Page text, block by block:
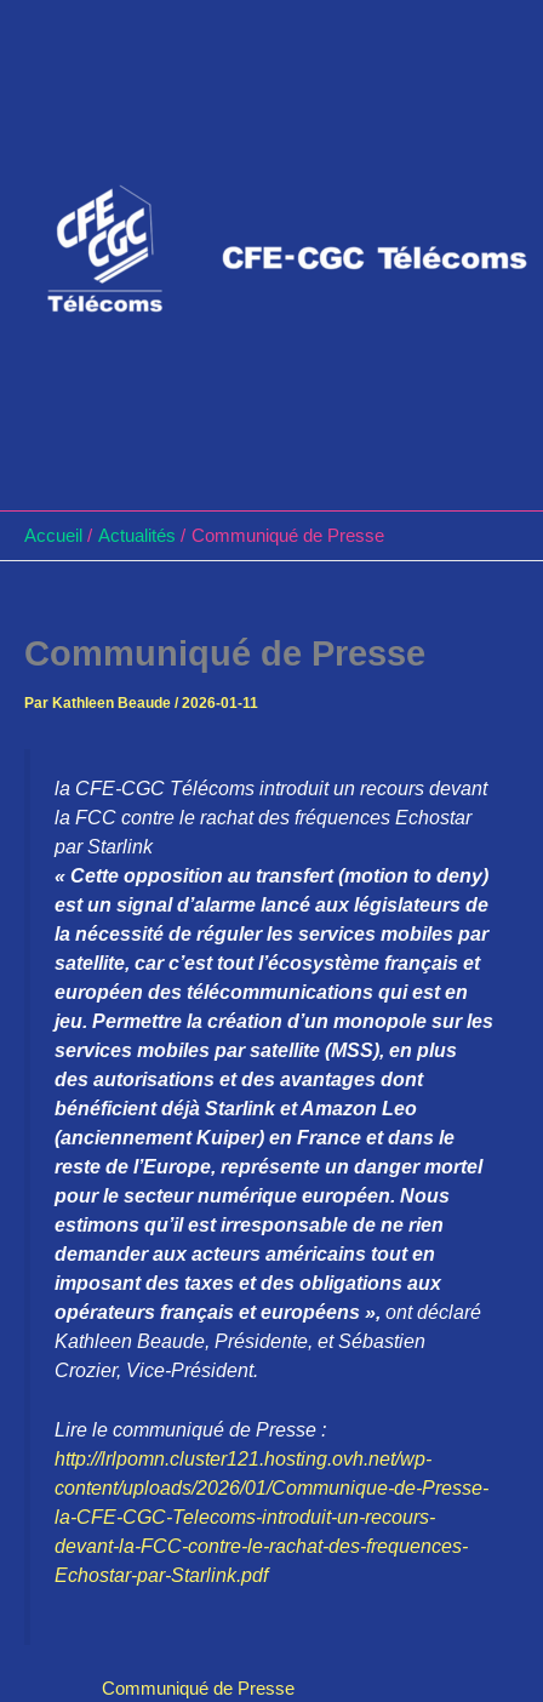
Accueil Actualités Communiqué de Presse
Communiqué de Presse
Par Kathleen Beaude /2026-01-11
la CFE-CGC Télécoms introduit un recours devant
la FCC contre le rachat des fréquences Echostar
par Starlink
« Cette opposition au transfert (motion to deny)
est un signal d’alarme lancé aux législateurs de
la nécessité de réguler les services mobiles par
satellite, car c’est tout l’écosystème français et
européen des télécommunications qui est en
jeu. Permettre la création d’un monopole sur les
services mobiles par satellite (MSS), en plus
des autorisations et des avantages dont
bénéficient déjà Starlink et Amazon Leo
(anciennement Kuiper) en France et dans le
reste de l’Europe, représente un danger mortel
pour le secteur numérique européen. Nous
estimons qu’il est irresponsable de ne rien
demander aux acteurs américains tout en
imposant des taxes et des obligations aux
opérateurs français et européens », ont déclaré
Kathleen Beaude, Présidente, et Sébastien
Crozier, Vice-Président.
Lire le communiqué de Presse :
http://lrlpomn.cluster121.hosting.ovh.net/wp-
content/uploads/2026/01/Communique-de-Presse-
la-CFE-CGC-Telecoms-introduit-un-recours-
devant-la-FCC-contre-le-rachat-des-frequences-
Echostar-par-Starlink.pdf
Communiqué de Presse